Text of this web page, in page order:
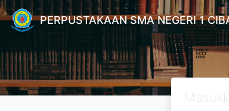
PERPUSTAKAAN SMA NEGERI 1